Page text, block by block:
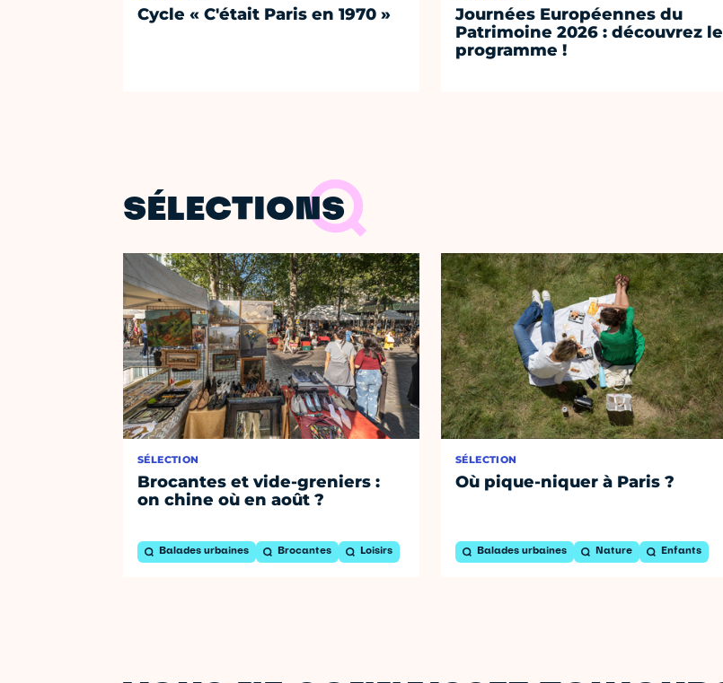
Cycle « C'était Paris en 1970 »
Journées Européennes du
Patrimoine 2026 : découvrez le
programme !
SÉLECTIONS
SÉLECTION
Brocantes et vide-greniers :
on chine où en août ?
Balades urbaines Brocantes Loisirs
SÉLECTION
Où pique-niquer à Paris ?
Balades urbaines Nature Enfants